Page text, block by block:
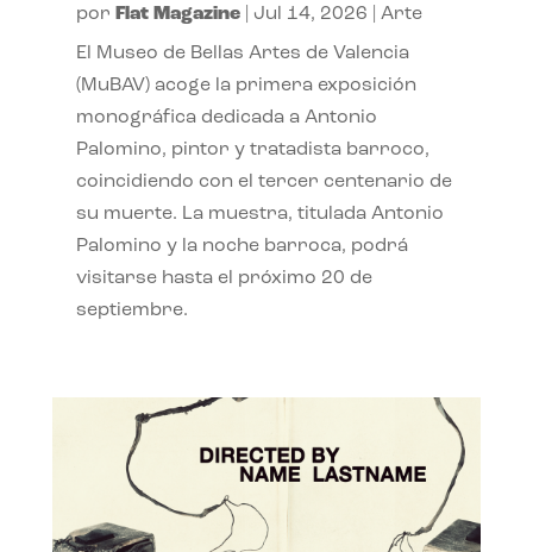
por Flat Magazine| Jul 14, 2026 Arte
El Museo de Bellas Artes de Valencia
(MuBAV) acoge la primera exposición
monográfica dedicada a Antonio
Palomino, pintor y tratadista barroco,
coincidiendo con el tercer centenario de
su muerte. La muestra, titulada Antonio
Palomino y la noche barroca, podrá
visitarse hasta el próximo 20 de
septiembre.